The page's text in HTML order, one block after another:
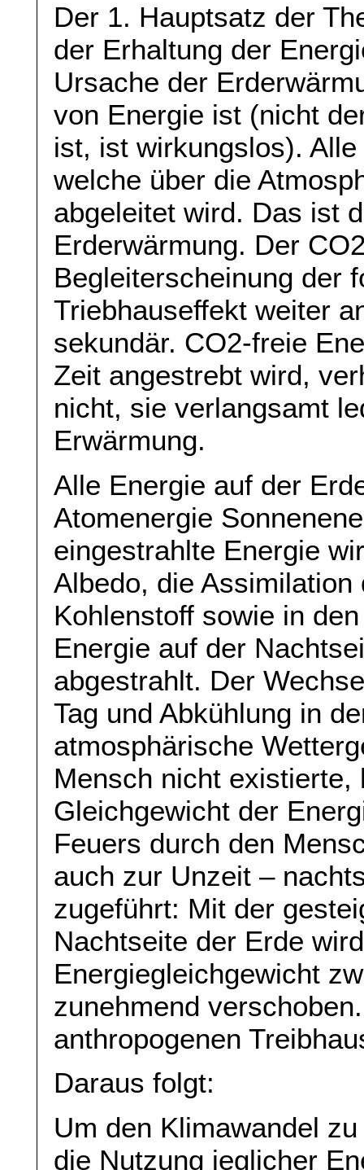
Der 1. Hauptsatz der
der Erhaltung der
Ursache der
von Energie ist (nicht
ist, ist wirkungslos).
welche über die
abgeleitet wird. Das ist
Erderwärmung. Der
Begleiterscheinung der
Triebhauseffekt weiter
sekundär. CO2-freie
Zeit angestrebt wird,
nicht, sie verlangsamt
Erwärmung.
Alle Energie auf der
Atomenergie
eingestrahlte Energie
Albedo, die
Kohlenstoff sowie in
Energie auf der
abgestrahlt. Der
Tag und Abkühlung in
atmosphärische
Mensch nicht
Gleichgewicht der
Feuers durch den
auch zur Unzeit –
zugeführt: Mit der
Nachtseite der Erde
Energiegleichgewicht
zunehmend
anthropogenen
Daraus folgt:
Um den Klimawandel
die Nutzung jeglicher